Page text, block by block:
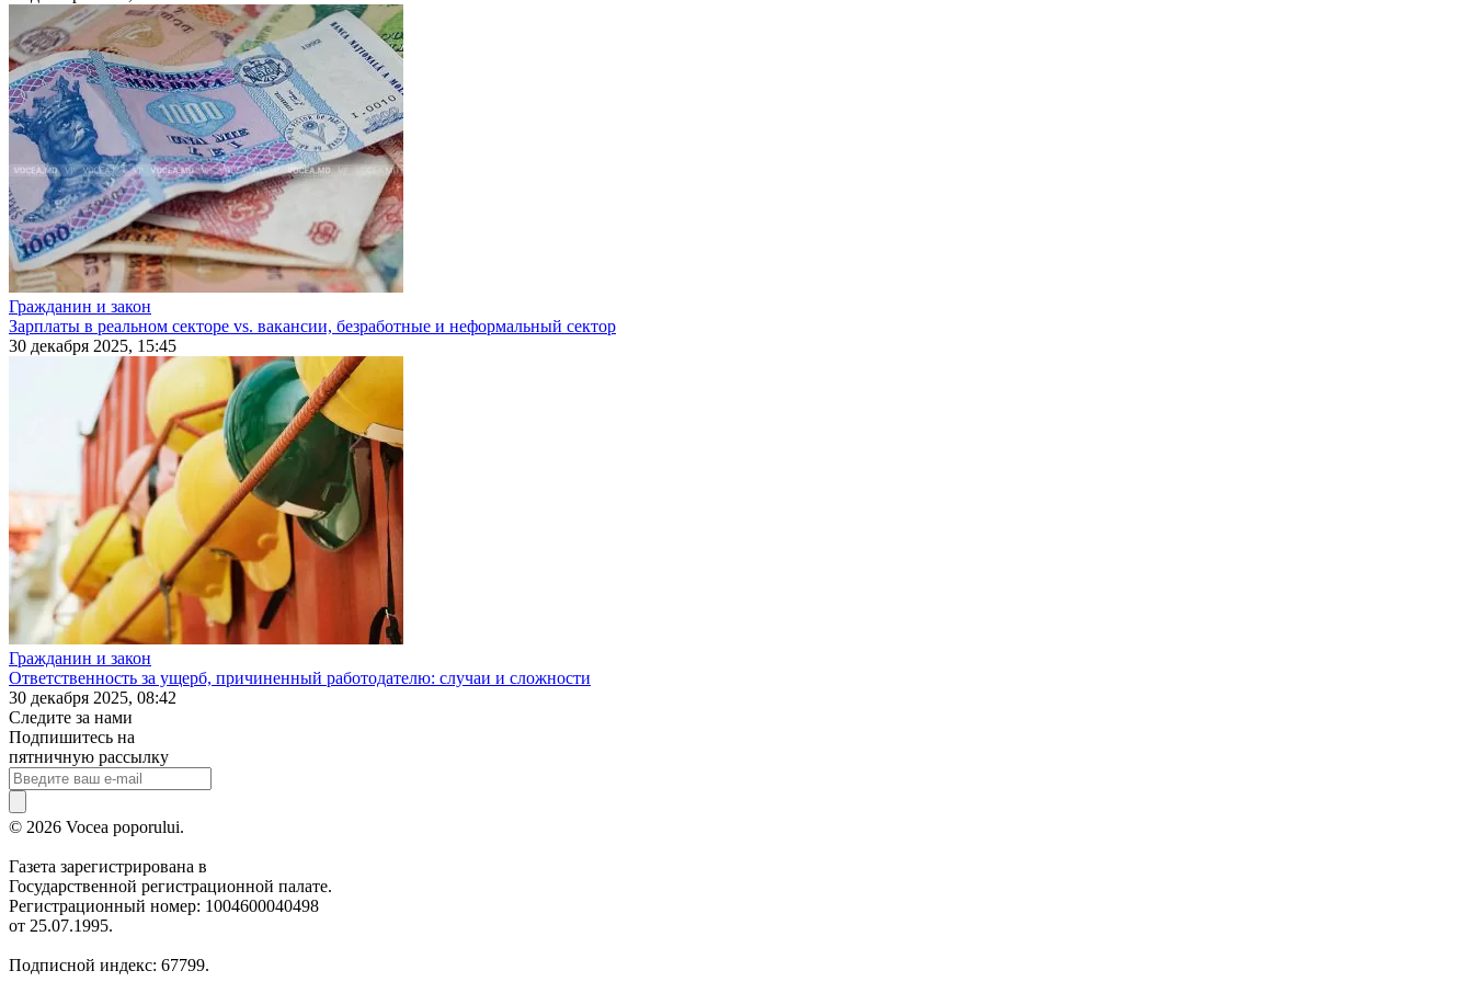
Гражданин и закон
Зарплаты в реальном секторе vs. вакансии, безработные и неформальный сектор
30 декабря 2025, 15:45
Гражданин и закон
Ответственность за ущерб, причиненный работодателю: случаи и сложности
30 декабря 2025, 08:42
Следите за нами
Подпишитесь на
пятничную рассылку
© 2026 Vocea poporului.
Газета зарегистрирована в
Государственной регистрационной палате.
Регистрационный номер: 1004600040498
от 25.07.1995.
Подписной индекс: 67799.